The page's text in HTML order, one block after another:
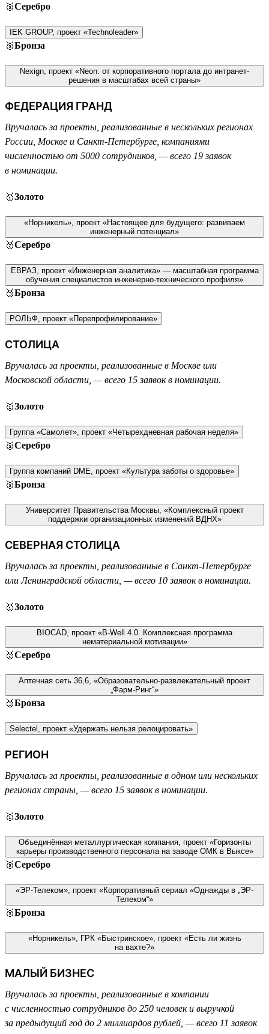
🥈Серебро
IEK GROUP, проект «Technoleader»
🥉Бронза
Nexign, проект «Neon: от корпоративного портала до интранет-
решения в масштабах всей страны»
ФЕДЕРАЦИЯ ГРАНД
Вручалась за проекты, реализованные в нескольких регионах
России, Москве и Санкт-Петербурге, компаниями
численностью от 5000 сотрудников, — всего 19 заявок
в номинации.
🥇Золото
«Норникель», проект «Настоящее для будущего: развиваем
инженерный потенциал»
🥈Серебро
ЕВРАЗ, проект «Инженерная аналитика» — масштабная программа
обучения специалистов инженерно-технического профиля»
🥉Бронза
РОЛЬФ, проект «Перепрофилирование»
СТОЛИЦА
Вручалась за проекты, реализованные в Москве или
Московской области, — всего 15 заявок в номинации.
🥇Золото
Группа «Самолет», проект «Четырехдневная рабочая неделя»
🥈Серебро
Группа компаний DME, проект «Культура заботы о здоровье»
🥉Бронза
Университет Правительства Москвы, «Комплексный проект
поддержки организационных изменений ВДНХ»
СЕВЕРНАЯ СТОЛИЦА
Вручалась за проекты, реализованные в Санкт-Петербурге
или Ленинградской области, — всего 10 заявок в номинации.
🥇Золото
BIOCAD, проект «B-Well 4.0. Комплексная программа
нематериальной мотивации»
🥈Серебро
Аптечная сеть 36,6, «Образовательно-развлекательный проект
„Фарм-Ринг“»
🥉Бронза
Selectel, проект «Удержать нельзя релоцировать»
РЕГИОН
Вручалась за проекты, реализованные в одном или нескольких
регионах страны, — всего 15 заявок в номинации.
🥇Золото
Объединённая металлургическая компания, проект «Горизонты
карьеры производственного персонала на заводе ОМК в Выксе»
🥈Серебро
«ЭР-Телеком», проект «Корпоративный сериал «Однажды в „ЭР-
Телеком“»
🥉Бронза
«Норникель», ГРК «Быстринское», проект «Есть ли жизнь
на вахте?»
МАЛЫЙ БИЗНЕС
Вручалась за проекты, реализованные в компании
с численностью сотрудников до 250 человек и выручкой
за предыдущий год до 2 миллиардов рублей, — всего 11 заявок